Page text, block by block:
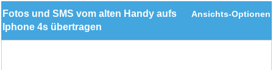
Ansichts-Optionen
Fotos und SMS vom alten Handy aufs
Iphone 4s übertragen